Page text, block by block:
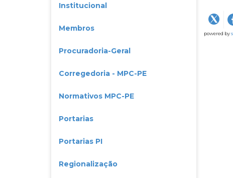
Institucional
Membros
Procuradoria-Geral
Corregedoria - MPC-PE
Normativos MPC-PE
Portarias
Portarias PI
Regionalização
powered by